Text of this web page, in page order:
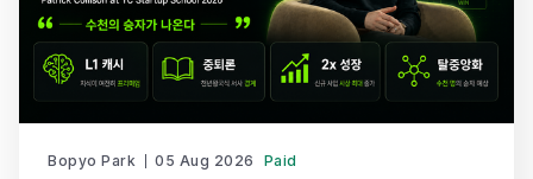
Bopyo Park 05 Aug 2026 Paid